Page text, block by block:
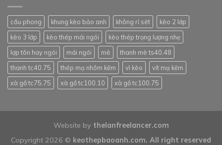
hộp?
được
ngói
không?
mái
ngói?
cầu phong khung kèo bảo anh không rỉ sét
kèo 2 lớp
kèo 3 lớp
kèo thép mái ngói
kèo thép trọng lượng nhẹ
lợp tôn hay ngói
mái ngói mè
thanh mè ts40.48
thanh tc40.75
thép mạ nhôm kẽm vì kèo
vít mạ kẽm
xà gồ tc75.75
xà gồ tc100.10 xà gồ tc100.75
Website by thelanfreelancer.com
Copyright 2026 © keothepbaoanh.com. All right reserved